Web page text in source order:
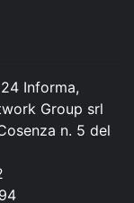
Informa,
Group srl
n. 5 del